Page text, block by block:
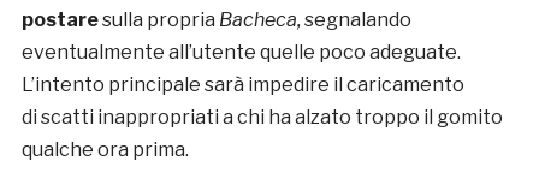
postaresulla propria Bacheca,segnalando
eventualmente all’utente quelle poco adeguate.
L’intento principale sarà impedire il caricamento
di scatti inappropriati a chi ha alzato troppo il gomito
qualche ora prima.